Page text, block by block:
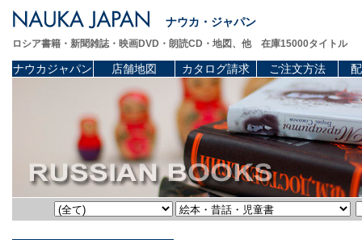
ナウカ・ジャパン
ロシア書籍・新聞雑誌・映画DVD・朗読CD・地図、他 在庫15000タイトル
ナウカジャパン 店舗地図 カタログ請求 ご注文方法